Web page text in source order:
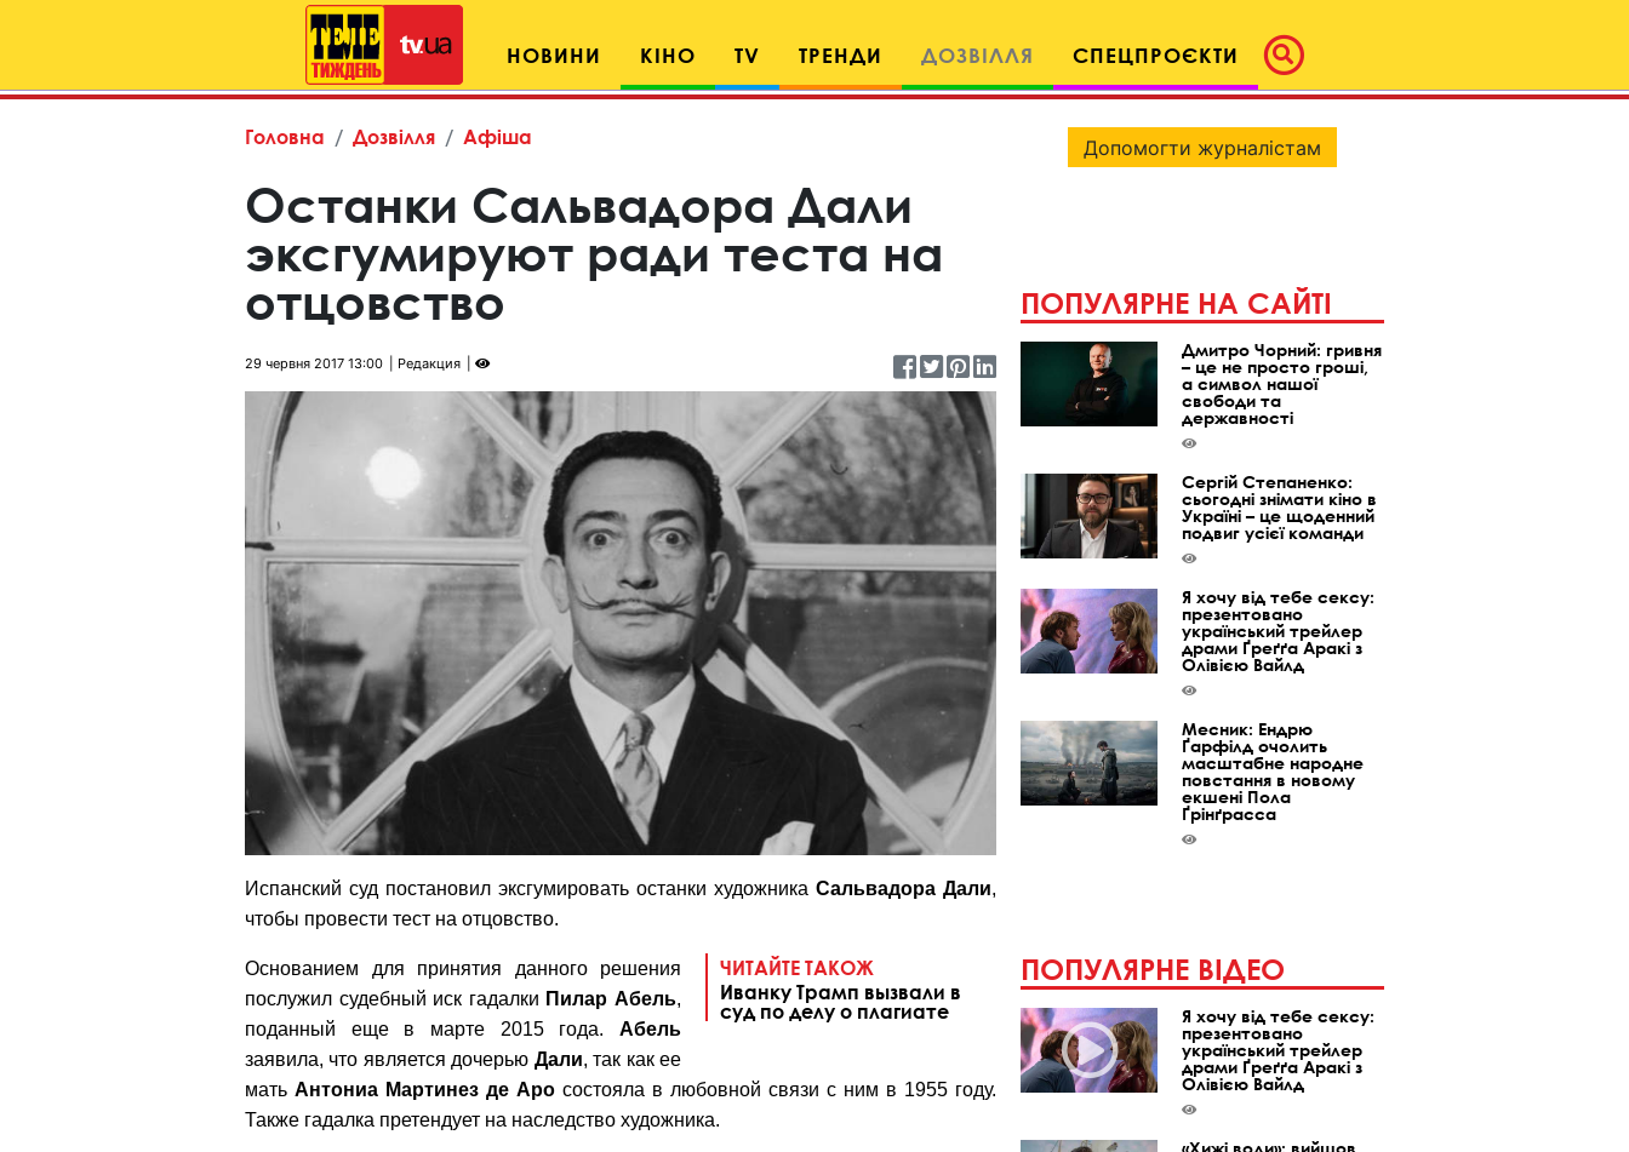
НОВИНИ КІНО TV ТРЕНДИ ДОЗВІЛЛЯ СПЕЦПРОЄКТИ
Головна Дозвілля Афіша
Останки Сальвадора Дали
эксгумируют ради теста на
отцовство
29 червня 2017 13:00 Редакция
Испанский суд постановил эксгумировать останки художника Сальвадора Дали,
чтобы провести тест на отцовство.
ЧИТАЙТЕ ТАКОЖ
Иванку Трамп вызвали в
суд по делу о плагиате
Основанием для принятия данного решения
послужил судебный иск гадалки Пилар Абель,
поданный еще в марте 2015 года. Абель
заявила, что является дочерью Дали, так как ее
мать Антониа Мартинез де Аро состояла в любовной связи с ним в 1955 году.
Также гадалка претендует на наследство художника.
Допомогти журналістам
ПОПУЛЯРНЕ НА САЙТІ
Дмитро Чорний: гривня
– це не просто гроші,
а символ нашої
свободи та
державності
Сергій Степаненко:
сьогодні знімати кіно в
Україні – це щоденний
подвиг усієї команди
Я хочу від тебе сексу:
презентовано
український трейлер
драми Ґреґґа Аракі з
Олівією Вайлд
Месник: Ендрю
Ґарфілд очолить
масштабне народне
повстання в новому
екшені Пола
Ґрінґрасса
ПОПУЛЯРНЕ ВІДЕО
Я хочу від тебе сексу:
презентовано
український трейлер
драми Ґреґґа Аракі з
Олівією Вайлд
«Хижі води»: вийшов